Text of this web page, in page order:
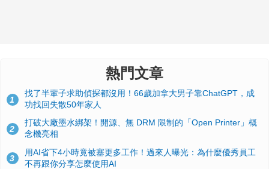
熱門文章
1
找了半輩子求助偵探都沒用！66歲加拿大男子靠ChatGPT，成
功找回失散50年家人
2
打破大廠墨水綁架！開源、無 DRM 限制的「Open Printer」概
念機亮相
3
用AI省下4小時竟被塞更多工作！過來人曝光：為什麼優秀員工
不再跟你分享怎麼使用AI